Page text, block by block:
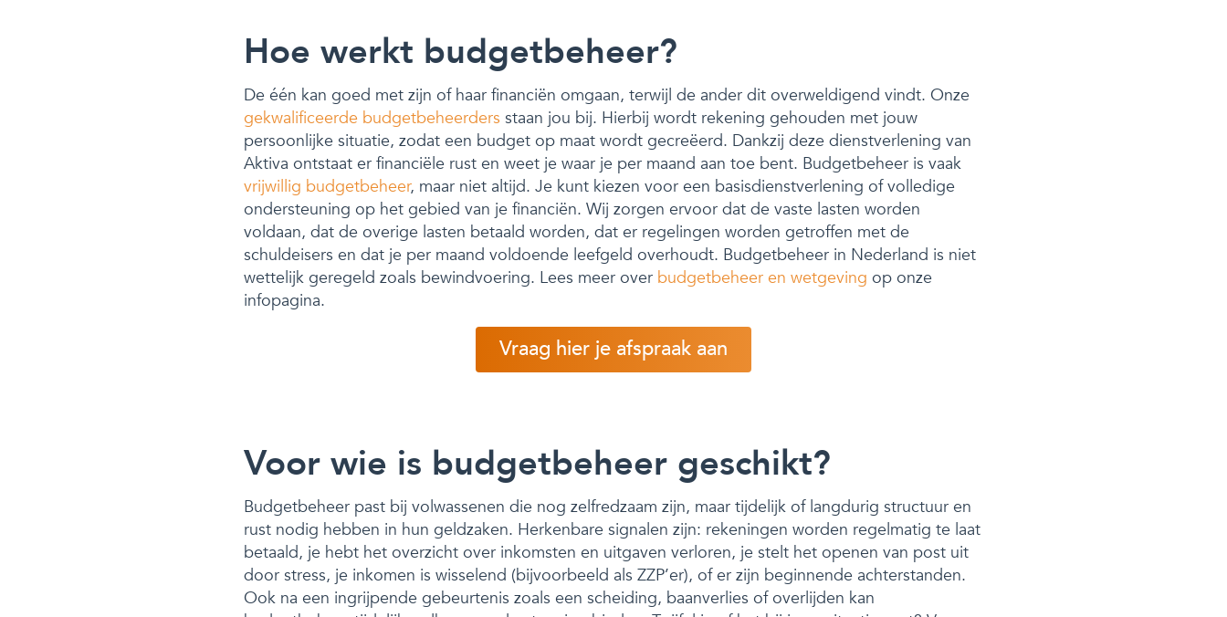
Hoe werkt budgetbeheer?
De één kan goed met zijn of haar financiën omgaan, terwijl de ander dit overweldigend vindt. Onze
gekwalificeerde budgetbeheerders staan jou bij. Hierbij wordt rekening gehouden met jouw
persoonlijke situatie, zodat een budget op maat wordt gecreëerd. Dankzij deze dienstverlening van
Aktiva ontstaat er financiële rust en weet je waar je per maand aan toe bent. Budgetbeheer is vaak
vrijwillig budgetbeheer, maar niet altijd. Je kunt kiezen voor een basisdienstverlening of volledige
ondersteuning op het gebied van je financiën. Wij zorgen ervoor dat de vaste lasten worden
voldaan, dat de overige lasten betaald worden, dat er regelingen worden getroffen met de
schuldeisers en dat je per maand voldoende leefgeld overhoudt. Budgetbeheer in Nederland is niet
wettelijk geregeld zoals bewindvoering. Lees meer over budgetbeheer en wetgeving op onze
infopagina.
Vraag hier je afspraak aan
Voor wie is budgetbeheer geschikt?
Budgetbeheer past bij volwassenen die nog zelfredzaam zijn, maar tijdelijk of langdurig structuur en
rust nodig hebben in hun geldzaken. Herkenbare signalen zijn: rekeningen worden regelmatig te laat
betaald, je hebt het overzicht over inkomsten en uitgaven verloren, je stelt het openen van post uit
door stress, je inkomen is wisselend (bijvoorbeeld als ZZP’er), of er zijn beginnende achterstanden.
Ook na een ingrijpende gebeurtenis zoals een scheiding, baanverlies of overlijden kan